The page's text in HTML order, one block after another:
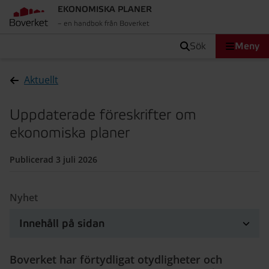
EKONOMISKA PLANER
– en handbok från Boverket
sök Meny
Aktuellt
Uppdaterade föreskrifter om
ekonomiska planer
Publicerad 3 juli 2026
Nyhet
Innehåll på sidan
Boverket har förtydligat otydligheter och